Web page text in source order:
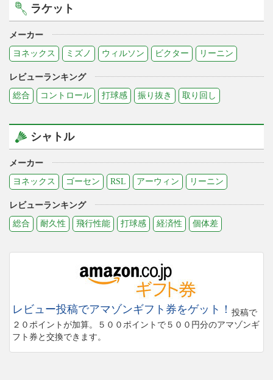
ラケット
メーカー
ヨネックス
ミズノ ウィルソン ビクター リーニン
レビューランキング
総合
コントロール 打球感 振り抜き 取り回し
シャトル
メーカー
ヨネックス
ゴーセン RSL アーウィン リーニン
レビューランキング
総合
耐久性 飛行性能 打球感 経済性 個体差
レビュー投稿でアマゾンギフト券をゲット！ 投稿で
２０ポイントが加算。５００ポイントで５００円分のアマゾンギ
フト券と交換できます。